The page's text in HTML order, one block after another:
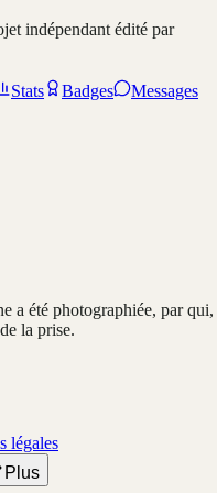
indépendant édité par
Stats Badges
Messages
a été photographiée, par qui,
la prise.
légales
Plus